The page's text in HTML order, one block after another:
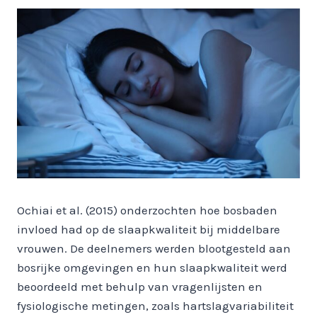
Ochiai et al. (2015) onderzochten hoe bosbaden
invloed had op de slaapkwaliteit bij middelbare
vrouwen. De deelnemers werden blootgesteld aan
bosrijke omgevingen en hun slaapkwaliteit werd
beoordeeld met behulp van vragenlijsten en
fysiologische metingen, zoals hartslagvariabiliteit